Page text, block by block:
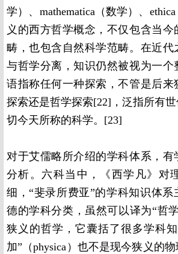
学）、mathematica（数学）、
义的西方哲学概念，不仅包含当
畴，也包含自然科学范畴。在近代
与哲学分离，知识仍然被视为一个
语指称任何一种探索，不管是后来
探索还是哲学探索[22]，泛指所有
切今天所称的科学。[23]
对于艾儒略所介绍的学科体系，有
分析。六科当中，《西学凡》对
细，“斐录所费亚”的学科知识体系
德的学科分类，虽然可以译为“哲
狭义的哲学，它囊括了很多学科
加”（physica）也不是现今狭义的